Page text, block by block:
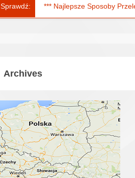
Sprawdź: *** Najlepsze Sposoby
Archives